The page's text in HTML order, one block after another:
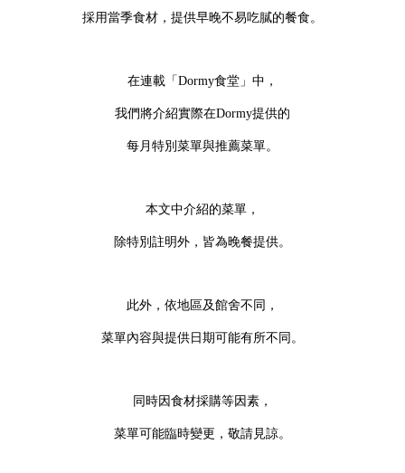
採用當季食材，提供早晚不易吃膩的餐食。
在連載「Dormy食堂」中，
我們將介紹實際在Dormy提供的
每月特別菜單與推薦菜單。
本文中介紹的菜單，
除特別註明外，皆為晚餐提供。
此外，依地區及館舍不同，
菜單內容與提供日期可能有所不同。
同時因食材採購等因素，
菜單可能臨時變更，敬請見諒。